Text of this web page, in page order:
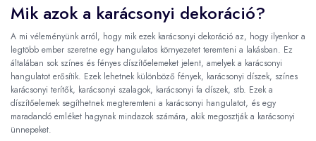
Mik azok a karácsonyi dekoráció?
A mi véleményünk arról, hogy mik ezek karácsonyi dekoráció az, hogy ilyenkor a
legtöbb ember szeretne egy hangulatos környezetet teremteni a lakásban. Ez
általában sok színes és fényes díszítőelemeket jelent, amelyek a karácsonyi
hangulatot erősítik. Ezek lehetnek különböző fények, karácsonyi díszek, színes
karácsonyi terítők, karácsonyi szalagok, karácsonyi fa díszek, stb. Ezek a
díszítőelemek segíthetnek megteremteni a karácsonyi hangulatot, és egy
maradandó emléket hagynak mindazok számára, akik megosztják a karácsonyi
ünnepeket.